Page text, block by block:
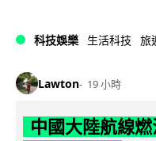
科技娛樂 生活科技 旅
Lawton 19 小時
中國大陸航線